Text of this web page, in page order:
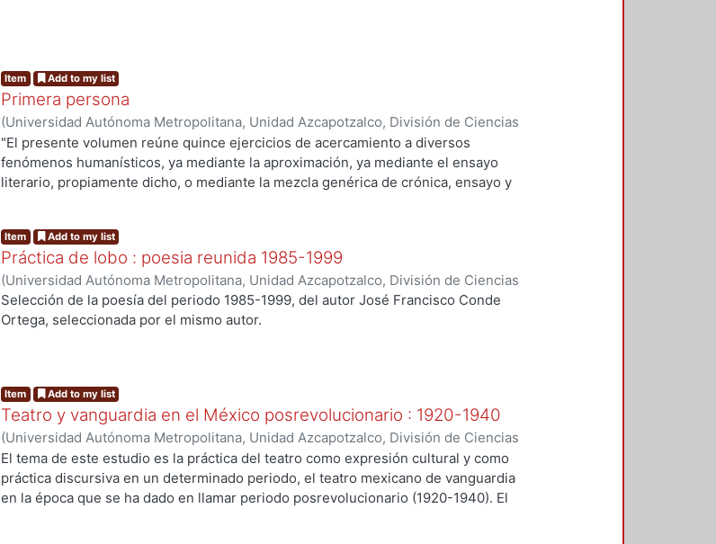
Item Add to my list
Primera persona
(Universidad Autónoma Metropolitana, Unidad Azcapotzalco, División de Ciencias
Sociales y Humanidades, Departamento de Humanidades, Área de Literatura
López Aguilar, Enrique
"El presente volumen reúne quince ejercicios de acercamiento a diversos
fenómenos humanísticos, ya mediante la aproximación, ya mediante el ensayo
literario, propiamente dicho, o mediante la mezcla genérica de crónica, ensayo y
Item Add to my list
Práctica de lobo : poesia reunida 1985-1999
(Universidad Autónoma Metropolitana, Unidad Azcapotzalco, División de Ciencias
Sociales y Humanidades, Departamento de Humanidades, Área de Literatura,2001
Conde Ortega, José Francisco
Selección de la poesía del periodo 1985-1999, del autor José Francisco Conde
Ortega, seleccionada por el mismo autor.
Item Add to my list
Teatro y vanguardia en el México posrevolucionario : 1920-1940
(Universidad Autónoma Metropolitana, Unidad Azcapotzalco, División de Ciencias
Sociales y Humanidades, Departamento de Humanidades, Área de Historia y
Cultura en México,2005)Ortiz Bullé Goyri, Alejandro
El tema de este estudio es la práctica del teatro como expresión cultural y como
práctica discursiva en un determinado periodo, el teatro mexicano de vanguardia
en la época que se ha dado en llamar periodo posrevolucionario (1920-1940). El